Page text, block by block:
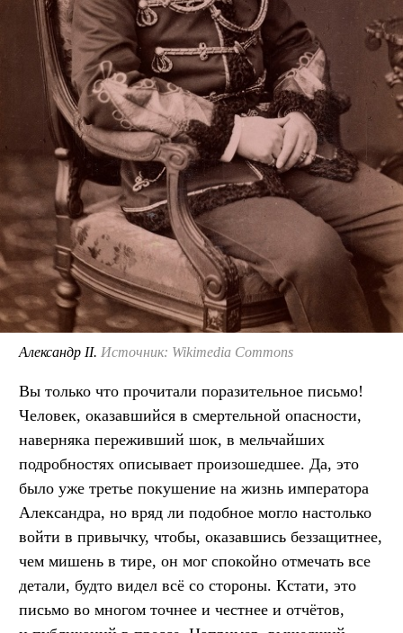
Александр II. Источник: Wikimedia Commons
Вы только что прочитали поразительное письмо!
Человек, оказавшийся в смертельной опасности,
наверняка переживший шок, в мельчайших
подробностях описывает произошедшее. Да, это
было уже третье покушение на жизнь императора
Александра, но вряд ли подобное могло настолько
войти в привычку, чтобы, оказавшись беззащитнее,
чем мишень в тире, он мог спокойно отмечать все
детали, будто видел всё со стороны. Кстати, это
письмо во многом точнее и честнее и отчётов,